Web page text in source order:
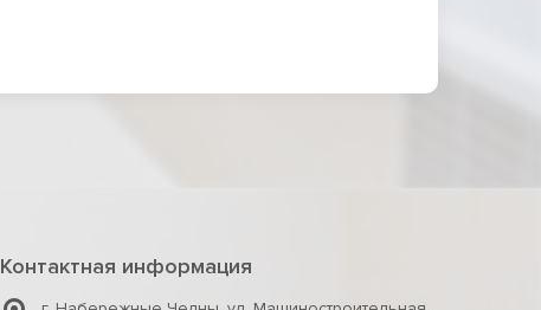
Контактная информация